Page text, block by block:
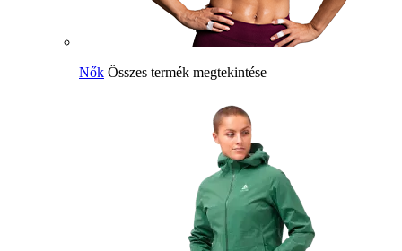
Nők Összes termék megtekintése